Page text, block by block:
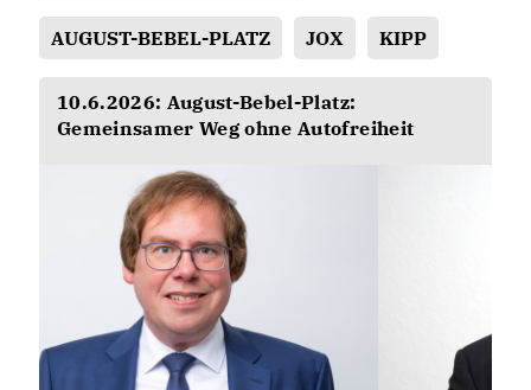
AUGUST-BEBEL-PLATZ JOX KIPP
10.6.2026: August-Bebel-Platz:
Gemeinsamer Weg ohne Autofreiheit